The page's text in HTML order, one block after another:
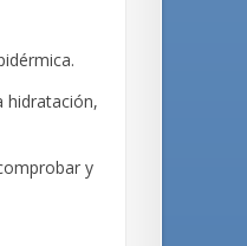
hidratación,
y